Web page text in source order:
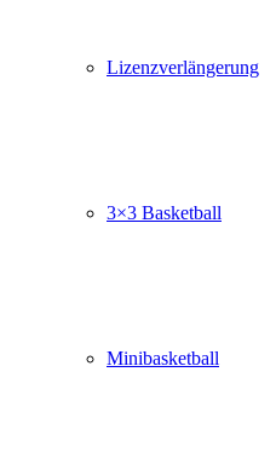
Lizenzverlängerung
3×3 Basketball
Minibasketball